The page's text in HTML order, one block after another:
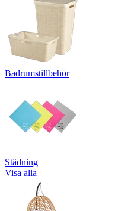
Badrumstillbehör
Städning
Visa alla